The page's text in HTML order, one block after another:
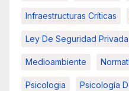
Infraestructuras Críticas
Ley De Seguridad Privada
Medioambiente
Psicologia Psicología